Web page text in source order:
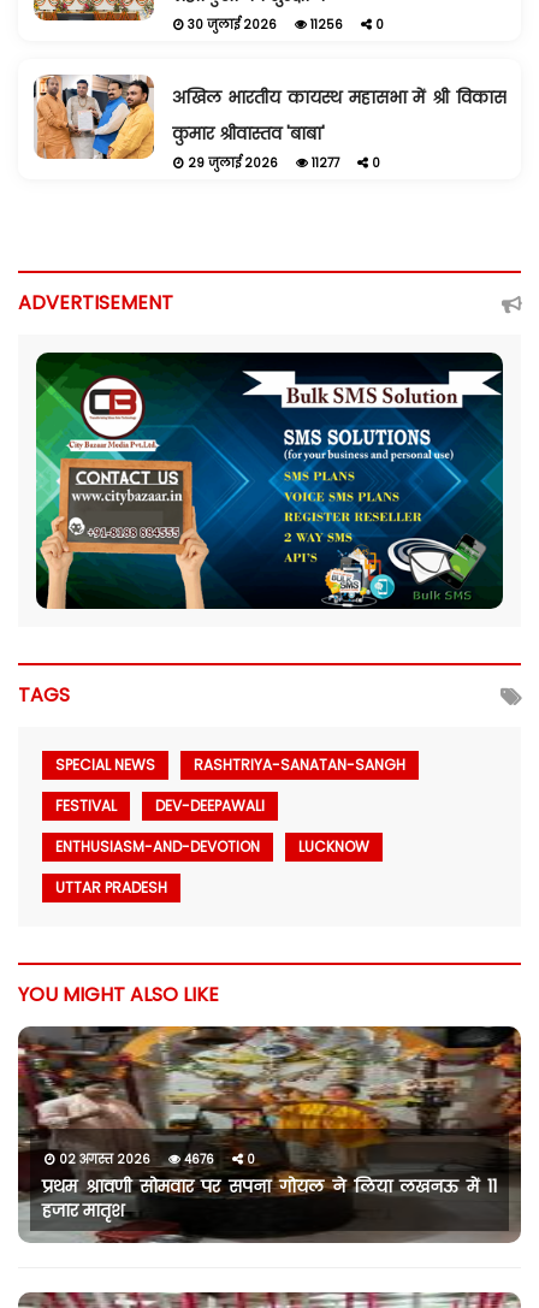
30 जुलाई 2026 11256 0
अखिल भारतीय कायस्थ महासभा में श्री विकास
कुमार श्रीवास्तव 'बाबा'
29 जुलाई 2026 11277 0
ADVERTISEMENT
TAGS
SPECIAL NEWS
RASHTRIYA-SANATAN-SANGH
FESTIVAL
DEV-DEEPAWALI
ENTHUSIASM-AND-DEVOTION
LUCKNOW
UTTAR PRADESH
YOU MIGHT ALSO LIKE
02 अगस्त 2026 4676 0
प्रथम श्रावणी सोमवार पर सपना गोयल ने लिया लखनऊ में 11
हजार मातृश